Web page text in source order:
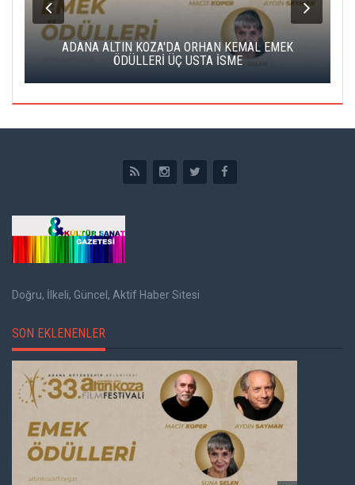
ADANA ALTIN KOZA'DA ORHAN KEMAL EMEK
ÖDÜLLERİ ÜÇ USTA İSME
Doğru, İlkeli, Güncel, Aktif Haber Sitesi
SON EKLENENLER